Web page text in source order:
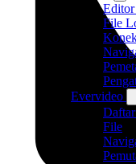
File
Evervideo
File